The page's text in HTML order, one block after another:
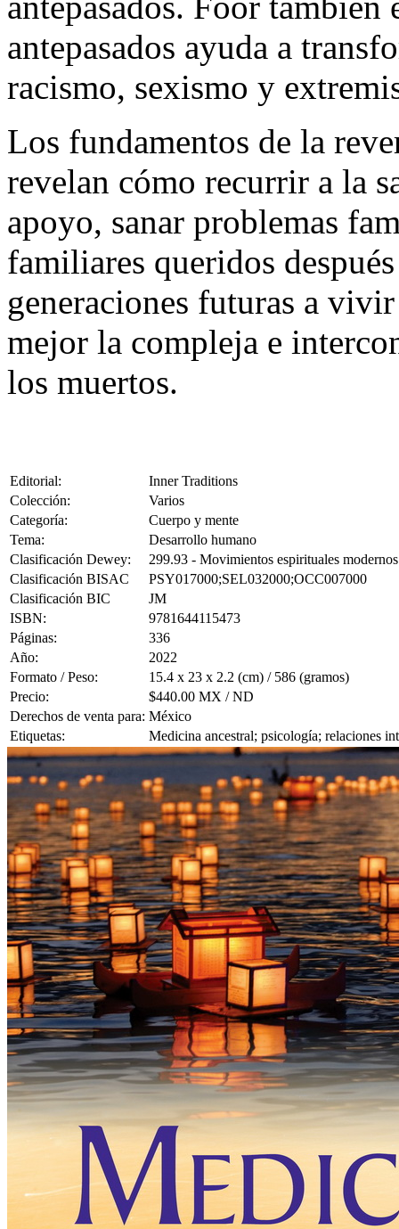
antepasados ayuda a
racismo, sexismo y
Los fundamentos de la
revelan cómo recurrir a la
apoyo, sanar problemas
familiares queridos
generaciones futuras a
mejor la compleja e
los muertos.
Editorial:
Inner Traditions
Colección:
Varios
Categoría:
Cuerpo y mente
Tema:
Desarrollo humano
Clasificación Dewey:
299.93 - Movimientos espirituales modernos
Clasificación BISAC
PSY017000;SEL032000;OCC007000
Clasificación BIC
JM
ISBN:
9781644115473
Páginas:
336
Año:
2022
Formato / Peso:
15.4 x 23 x 2.2 (cm) / 586 (gramos)
Precio:
$440.00 MX / ND
Derechos de venta para: México
Etiquetas:
Medicina ancestral; psicología; relaciones